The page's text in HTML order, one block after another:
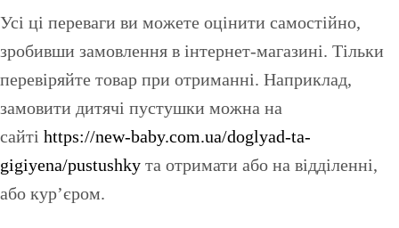
Усі ці переваги ви можете оцінити самостійно,
зробивши замовлення в інтернет-магазині. Тільки
перевіряйте товар при отриманні. Наприклад,
замовити дитячі пустушки можна на
сайті https://new-baby.com.ua/doglyad-ta-
gigiyena/pustushky та отримати або на відділенні,
або кур’єром.